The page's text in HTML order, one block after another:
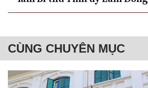
CÙNG CHUYÊN MỤC